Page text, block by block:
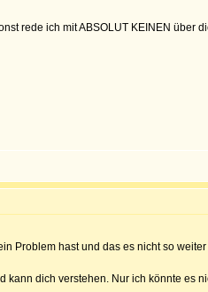
rede ich mit ABSOLUT KEINEN über
Problem hast und das es nicht so
dich verstehen. Nur ich könnte es